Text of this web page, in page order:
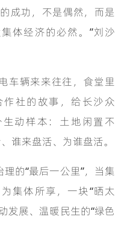
成功，不是偶然，而是
体经济的必然。”刘沙
辆来来往往，食堂里
社的故事，给长沙众
动样本：土地闲置不
谁来盘活、为谁盘活。
的“最后一公里”，当集
集体所享，一块“晒太
发展、温暖民生的“绿色